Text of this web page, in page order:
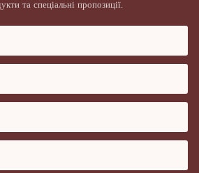
та спеціальні пропозиції.